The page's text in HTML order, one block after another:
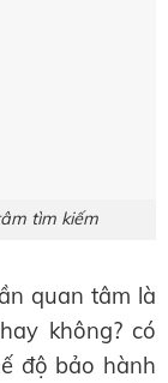
tìm kiếm
quan tâm là
không? có
độ bảo hành